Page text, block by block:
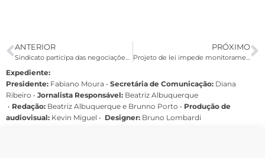
ANTERIOR PRÓXIMO
Expediente:
Presidente: Fabiano Moura • Secretária de Comunicação: Diana
Ribeiro • Jornalista Responsável: Beatriz Albuquerque
• Redação: Beatriz Albuquerque e Brunno Porto • Produção de
audiovisual: Kevin Miguel • Designer: Bruno Lombardi